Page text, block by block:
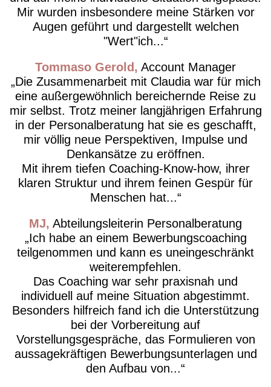
Mir wurden insbesondere meine Stärken vor
Augen geführt und dargestellt welchen
"Wert"ich...
Tommaso Gerold
Account Manager
Die Zusammenarbeit mit Claudia war für mich
eine außergewöhnlich bereichernde Reise zu
mir selbst. Trotz meiner langjährigen Erfahrung
in der Personalberatung hat sie es geschafft,
mir völlig neue Perspektiven, Impulse und
Denkansätze zu eröffnen.
Mit ihrem tiefen Coaching-Know-how, ihrer
klaren Struktur und ihrem feinen Gespür für
Menschen hat...
MJ Abteilungsleiterin Personalberatung
Ich habe an einem Bewerbungscoaching
teilgenommen und kann es uneingeschränkt
weiterempfehlen.
Das Coaching war sehr praxisnah und
individuell auf meine Situation abgestimmt.
Besonders hilfreich fand ich die Unterstützung
bei der Vorbereitung auf
Vorstellungsgespräche, das Formulieren von
aussagekräftigen Bewerbungsunterlagen und
den Aufbau von...